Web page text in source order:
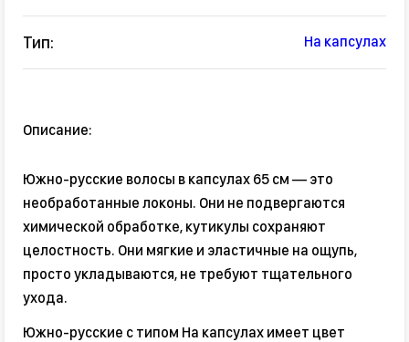
Тип: На капсулах
Описание:
Южно-русские волосы в капсулах 65 см — это
необработанные локоны. Они не подвергаются
химической обработке, кутикулы сохраняют
целостность. Они мягкие и эластичные на ощупь,
просто укладываются, не требуют тщательного
ухода.
Южно-русские с типом На капсулах имеет цвет